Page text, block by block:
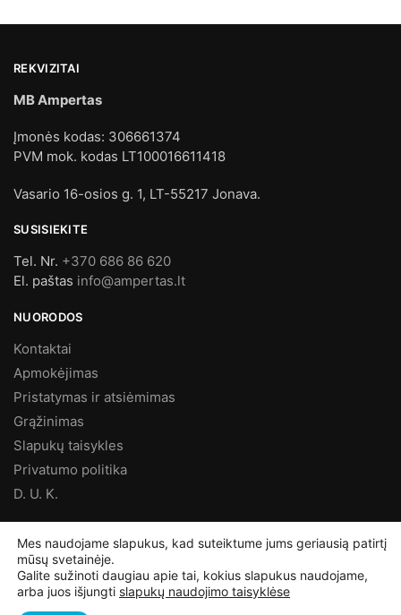
REKVIZITAI
MB Ampertas
Įmonės kodas: 306661374
PVM mok. kodas LT100016611418
Vasario 16-osios g. 1, LT-55217 Jonava.
SUSISIEKITE
Tel. Nr. +370 686 86 620
El. paštas info@ampertas.lt
NUORODOS
Kontaktai
Apmokėjimas
Pristatymas ir atsiėmimas
Grąžinimas
Slapukų taisykles
Privatumo politika
D. U. K.
©Ampertas.lt2025, Visos teisės saugomos
Mes naudojame slapukus, kad suteiktume jums geriausią patirtį
mūsų svetainėje.
Galite sužinoti daugiau apie tai, kokius slapukus naudojame,
arba juos išjungti slapukų naudojimo taisyklėse